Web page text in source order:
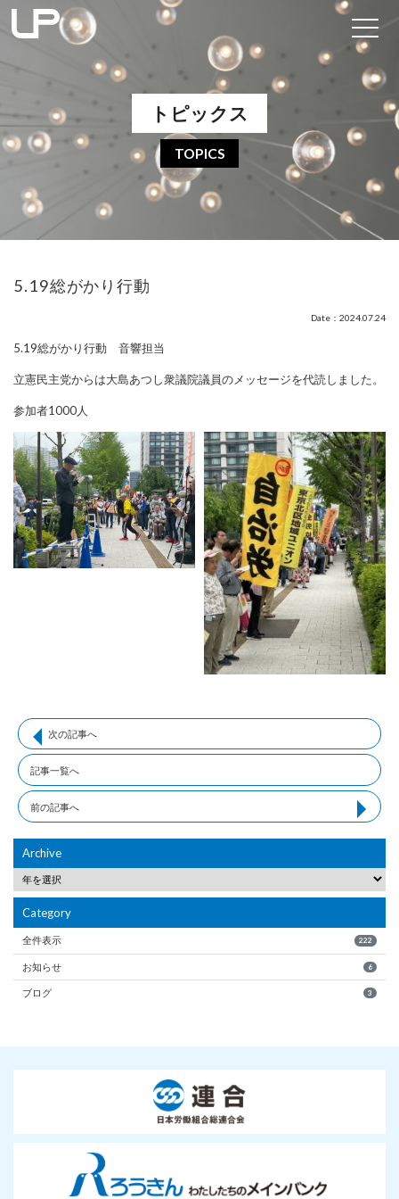
トピックス
TOPICS
5.19総がかり行動
Date：2024.07.24
5.19総がかり行動 音響担当
立憲民主党からは大島あつし衆議院議員のメッセージを代読しました。
参加者1000人
次の記事へ
記事一覧へ
前の記事へ
Archive
Category
全件表示 222
お知らせ 6
ブログ 3